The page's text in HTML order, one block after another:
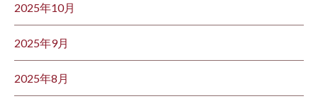
2025年10月
2025年9月
2025年8月